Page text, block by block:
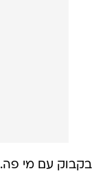
בקבוק עם מי פה.